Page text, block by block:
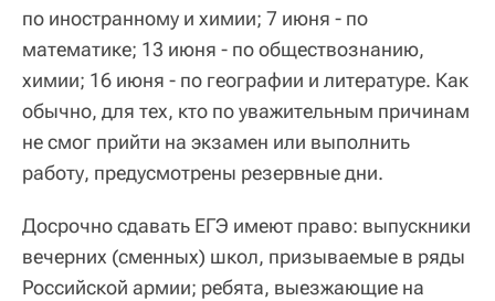
по иностранному и химии; 7 июня - по
математике; 13 июня - по обществознанию,
химии; 16 июня - по географии и литературе. Как
обычно, для тех, кто по уважительным причинам
не смог прийти на экзамен или выполнить
работу, предусмотрены резервные дни.
Досрочно сдавать ЕГЭ имеют право: выпускники
вечерних (сменных) школ, призываемые в ряды
Российской армии; ребята, выезжающие на